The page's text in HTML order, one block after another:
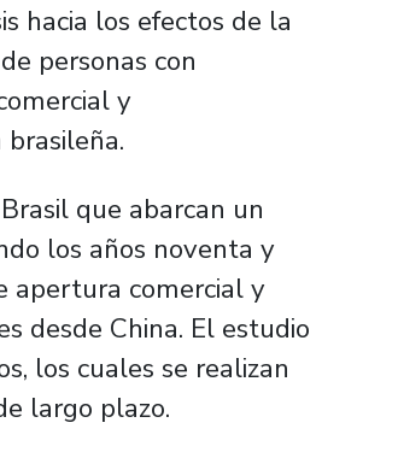
hacia los efectos de la
personas con
y
que abarcan un
los años noventa y
apertura comercial y
desde China. El estudio
los cuales se realizan
largo plazo.